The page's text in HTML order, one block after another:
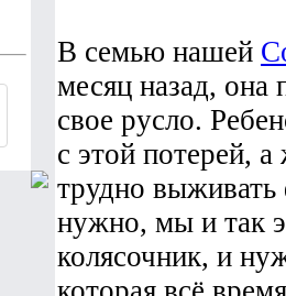
В семью нашей
месяц назад, она
свое русло.
с этой потерей,
трудно выживать
нужно, мы и так
колясочник, и